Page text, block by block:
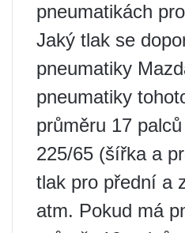
pneumatikách
Jaký tlak se
pneumatiky
pneumatiky
průměru 17
225/65 (šířka a
tlak pro přední a
atm. Pokud má